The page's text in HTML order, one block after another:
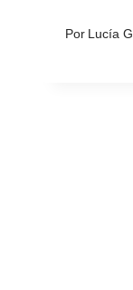
Por Lucía